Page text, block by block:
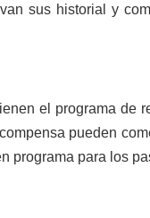
sus historial y
el programa de
pueden
programa para los